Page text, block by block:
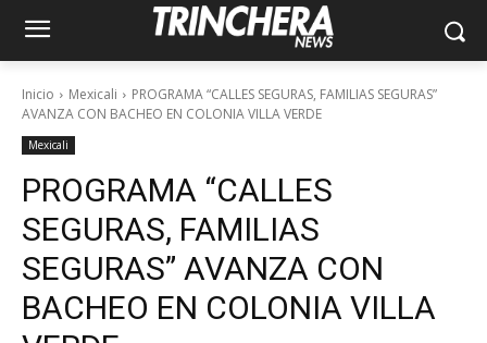
Inicio Mexicali
PROGRAMA “CALLES SEGURAS, FAMILIAS SEGURAS”
AVANZA CON BACHEO EN COLONIA VILLA VERDE
Mexicali
PROGRAMA “CALLES
SEGURAS, FAMILIAS
SEGURAS” AVANZA CON
BACHEO EN COLONIA VILLA